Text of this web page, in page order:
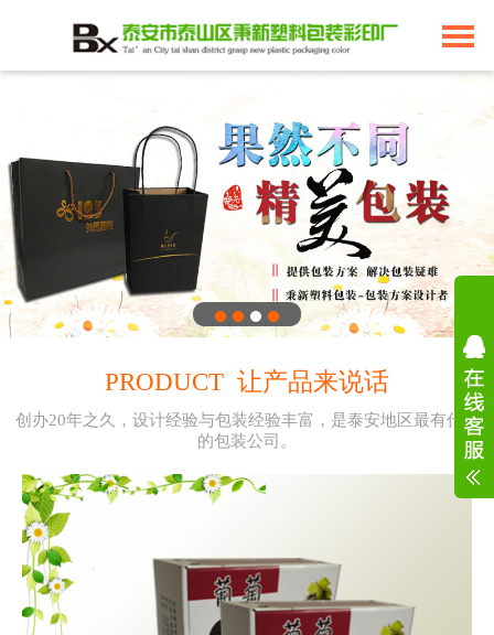
PRODUCT 让产品来说话
创办20年之久，设计经验与包装经验丰富，是泰安地区最有代表
的包装公司。